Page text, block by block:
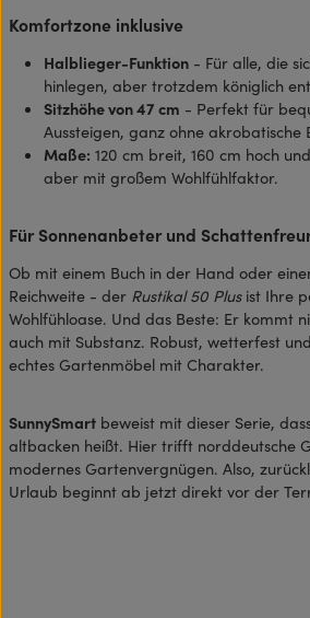
Komfortzone inklusive
Halblieger-Funktion - Für alle, die
hinlegen, aber trotzdem königlich
Sitzhöhe von 47 cm - Perfekt für
Aussteigen, ganz ohne akrobatische
Maße: 120 cm breit, 160 cm hoch
aber mit großem Wohlfühlfaktor.
Für Sonnenanbeter und
Ob mit einem Buch in der Hand oder
Reichweite - der Rustikal 50 Plusist Ihre
Wohlfühloase. Und das Beste: Er kommt
auch mit Substanz. Robust, wetterfest
echtes Gartenmöbel mit Charakter.
SunnySmart beweist mit dieser Serie,
altbacken heißt. Hier trifft norddeutsche
modernes Gartenvergnügen. Also,
Urlaub beginnt ab jetzt direkt vor der